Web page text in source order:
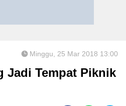
Minggu, 25 Mar 2018 13:00
Jadi Tempat Piknik